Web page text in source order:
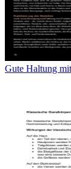
Gute Haltung